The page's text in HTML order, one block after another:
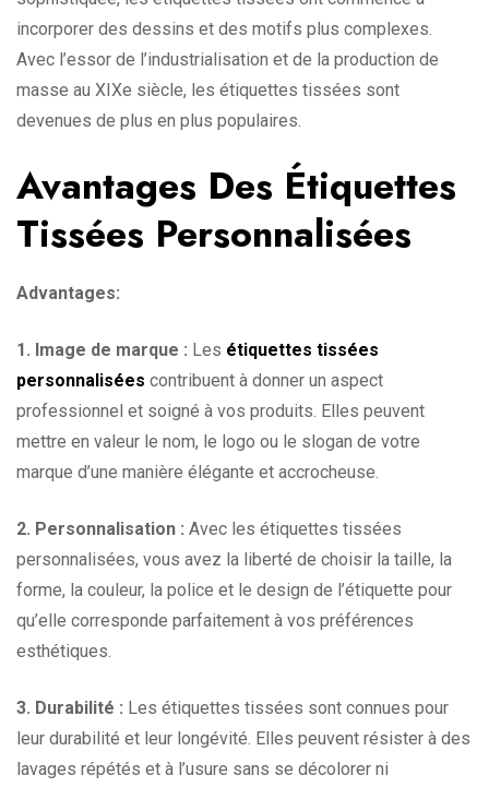
incorporer des dessins et des motifs plus complexes.
Avec l’essor de l’industrialisation et de la production de
masse au XIXe siècle, les étiquettes tissées sont
devenues de plus en plus populaires.
Avantages Des Étiquettes
Tissées Personnalisées
Advantages:
1. Image de marque : Les étiquettes tissées
personnalisées contribuent à donner un aspect
professionnel et soigné à vos produits. Elles peuvent
mettre en valeur le nom, le logo ou le slogan de votre
marque d’une manière élégante et accrocheuse.
2. Personnalisation : Avec les étiquettes tissées
personnalisées, vous avez la liberté de choisir la taille, la
forme, la couleur, la police et le design de l’étiquette pour
qu’elle corresponde parfaitement à vos préférences
esthétiques.
3. Durabilité : Les étiquettes tissées sont connues pour
leur durabilité et leur longévité. Elles peuvent résister à des
lavages répétés et à l’usure sans se décolorer ni